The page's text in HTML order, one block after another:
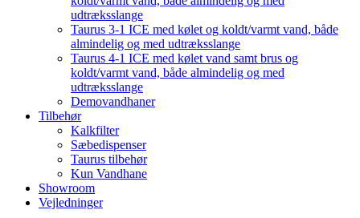
udtræksslange
Taurus 3-1 ICE med kølet og koldt/varmt vand, både
almindelig og med udtræksslange
Taurus 4-1 ICE med kølet vand samt brus og
koldt/varmt vand, både almindelig og med
udtræksslange
Demovandhaner
Tilbehør
Kalkfilter
Sæbedispenser
Taurus tilbehør
Kun Vandhane
Showroom
Vejledninger